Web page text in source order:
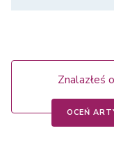
Znalazłeś
OCEŃ